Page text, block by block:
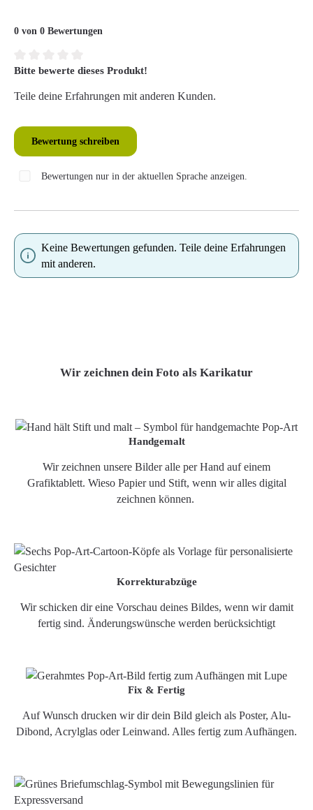
0 von 0 Bewertungen
Durchschnittliche Bewertung von 0 von 5 Sternen
Bitte bewerte dieses Produkt!
Teile deine Erfahrungen mit anderen Kunden.
Bewertung schreiben
Bewertungen nur in der aktuellen Sprache anzeigen.
Keine Bewertungen gefunden. Teile deine Erfahrungen
mit anderen.
Wir zeichnen dein Foto als Karikatur
Handgemalt
Wir zeichnen unsere Bilder alle per Hand auf einem
Grafiktablett. Wieso Papier und Stift, wenn wir alles digital
zeichnen können.
Korrekturabzüge
Wir schicken dir eine Vorschau deines Bildes, wenn wir damit
fertig sind. Änderungswünsche werden berücksichtigt
Fix & Fertig
Auf Wunsch drucken wir dir dein Bild gleich als Poster, Alu-
Dibond, Acrylglas oder Leinwand. Alles fertig zum Aufhängen.